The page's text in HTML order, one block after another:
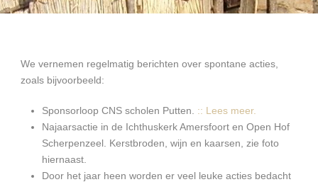
We vernemen regelmatig berichten over spontane acties,
zoals bijvoorbeeld:
Sponsorloop CNS scholen Putten. :: Lees meer.
Najaarsactie in de Ichthuskerk Amersfoort en Open Hof
Scherpenzeel. Kerstbroden, wijn en kaarsen, zie foto
hiernaast.
Door het jaar heen worden er veel leuke acties bedacht